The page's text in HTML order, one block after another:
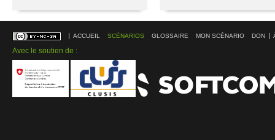
ACCUEIL SCÉNARIOS GLOSSAIRE MON SCÉNARIO DON
Avec le soutien de :